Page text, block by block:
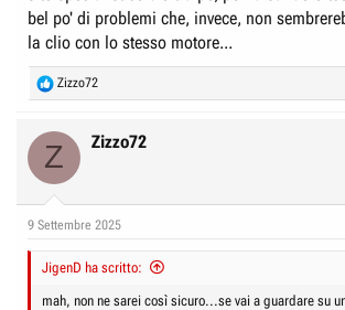
bel po' di problemi che, invece, non
la clio con lo stesso motore...
R
e
c
t
s
Zizzo72
Z Zizzo72
9 Settembre 2025
JigenD ha scritto:
mah, non ne sarei così sicuro...se vai a guardare su